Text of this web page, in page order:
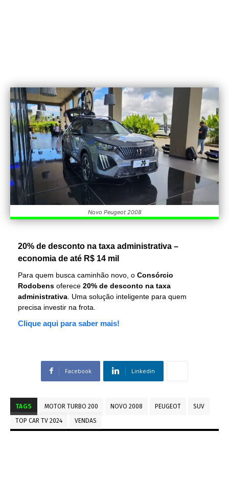
Novo Peugeot 2008
20% de desconto na taxa administrativa –
economia de até R$ 14 mil
Para quem busca caminhão novo, o Consórcio
Rodobens oferece 20% de desconto na taxa
administrativa . Uma solução inteligente para quem
precisa investir na frota.
Clique aqui para saber mais!
Facebook Linkedin
TAGS MOTOR TURBO 200 NOVO 2008 PEUGEOT
SUV
TOP CAR TV 2024
VENDAS